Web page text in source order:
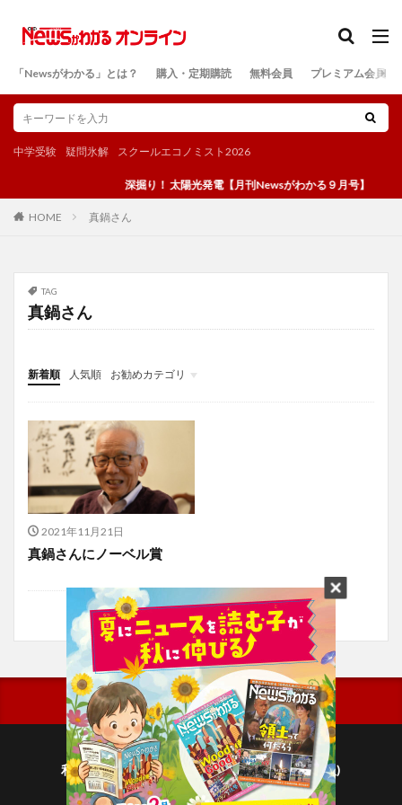
「Newsがわかる」とは？ 購入・定期購読 無料会員 プレミアム会員
中学受験 疑問氷解 スクールエコノミスト2026
深掘り！ 太陽光発電【月刊Newsがわかる９月号】
HOME 真鍋さん
TAG
真鍋さん
新着順 人気順
お勧めカテゴリ
投稿
学び
マンガ
電子書籍
2021年11月21日
真鍋さんにノーベル賞
利用規約
プライバシーポリシー(毎日新聞出版)
個人情報について(毎日新聞社)
検索